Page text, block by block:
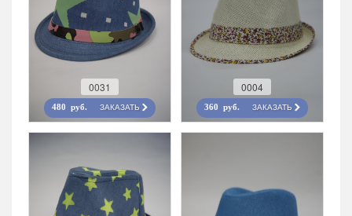
0031
480 руб. ЗАКАЗАТЬ
0004
360 руб. ЗАКАЗАТЬ